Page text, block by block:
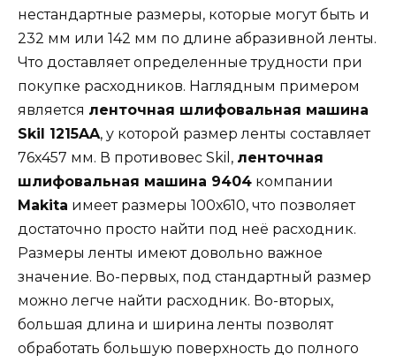
нестандартные размеры, которые могут быть и
232 мм или 142 мм по длине абразивной ленты.
Что доставляет определенные трудности при
покупке расходников. Наглядным примером
является ленточная шлифовальная машина
Skil 1215AA, у которой размер ленты составляет
76х457 мм. В противовес Skil, ленточная
шлифовальная машина 9404 компании
Мakita имеет размеры 100х610, что позволяет
достаточно просто найти под неё расходник.
Размеры ленты имеют довольно важное
значение. Во-первых, под стандартный размер
можно легче найти расходник. Во-вторых,
большая длина и ширина ленты позволят
обработать большую поверхность до полного